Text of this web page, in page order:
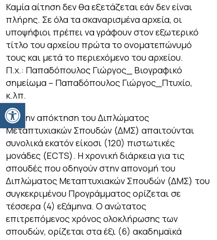
Ανοίξτε τη γραμμή εργαλείων
Καμία αίτηση δεν θα εξετάζεται εάν δεν είναι
πλήρης. Σε όλα τα σκαναρισμένα αρχεία, οι
υποψήφιοι πρέπει να γράφουν στον εξωτερικό
τίτλο του αρχείου πρώτα το ονοματεπώνυμό
τους και μετά το περιεχόμενο του αρχείου.
Π.χ.: Παπαδόπουλος Γιώργος_ Βιογραφικό
σημείωμα – Παπαδόπουλος Γιώργος_Πτυχίο,
κ.λπ.
Για την απόκτηση του Διπλώματος
Μεταπτυχιακών Σπουδών (ΔΜΣ) απαιτούνται
συνολικά εκατόν είκοσι (120) πιστωτικές
μονάδες (ECTS). Η χρονική διάρκεια για τις
σπουδές που οδηγούν στην απονομή του
Διπλώματος Μεταπτυχιακών Σπουδών (ΔΜΣ) του
συγκεκριμένου Προγράμματος ορίζεται σε
τέσσερα (4) εξάμηνα. Ο ανώτατος
επιτρεπόμενος χρόνος ολοκλήρωσης των
σπουδών, ορίζεται στα έξι (6) ακαδημαϊκά